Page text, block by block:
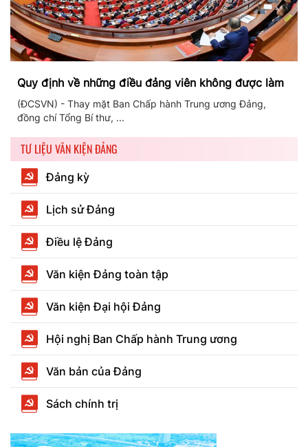
Quy định về những điều đảng viên không được làm
(ĐCSVN) - Thay mặt Ban Chấp hành Trung ương Đảng,
đồng chí Tổng Bí thư, ...
TƯ LIỆU VĂN KIỆN ĐẢNG
Đảng kỳ
Lịch sử Đảng
Điều lệ Đảng
Văn kiện Đảng toàn tập
Văn kiện Đại hội Đảng
Hội nghị Ban Chấp hành Trung ương
Văn bản của Đảng
Sách chính trị